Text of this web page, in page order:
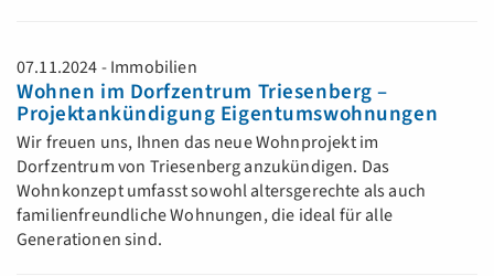
07.11.2024 - Immobilien
Wohnen im Dorfzentrum Triesenberg –
Projektankündigung Eigentumswohnungen
Wir freuen uns, Ihnen das neue Wohnprojekt im
Dorfzentrum von Triesenberg anzukündigen. Das
Wohnkonzept umfasst sowohl altersgerechte als auch
familienfreundliche Wohnungen, die ideal für alle
Generationen sind.